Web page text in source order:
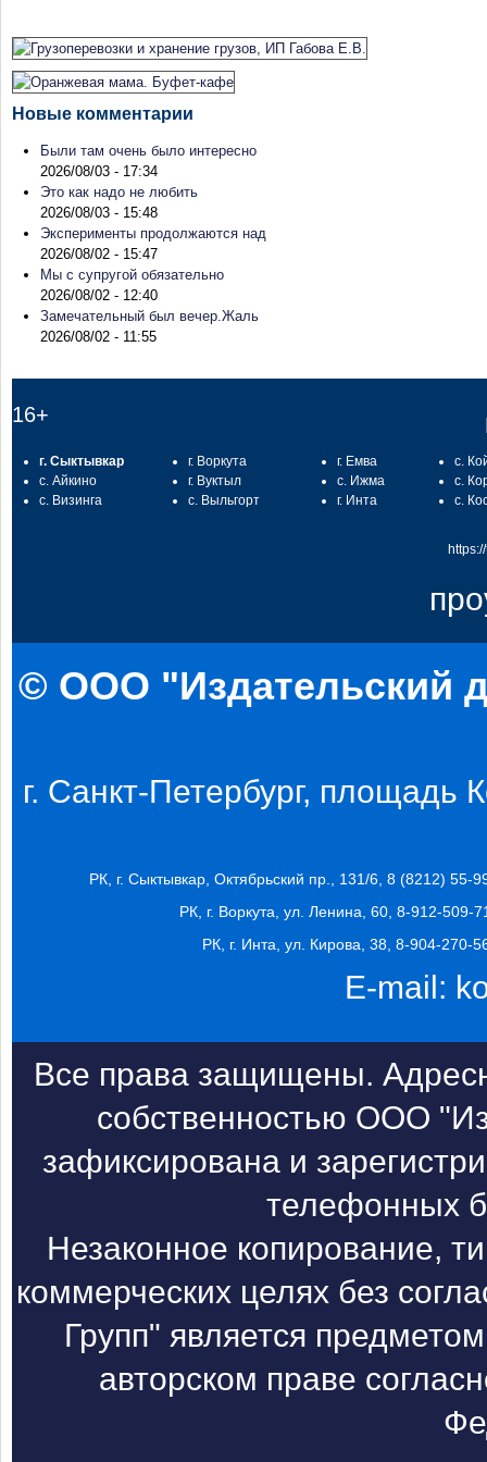
Новые комментарии
Были там очень было интересно
2026/08/03 - 17:34
Это как надо не любить
2026/08/03 - 15:48
Эксперименты продолжаются над
2026/08/02 - 15:47
Мы с супругой обязательно
2026/08/02 - 12:40
Замечательный был вечер.Жаль
2026/08/02 - 11:55
16+
г. Сыктывкар
с. Айкино
с. Визинга
г. Воркута
г. Вуктыл
с. Выльгорт
г. Емва
с. Ижма
г. Инта
с.
с.
с.
© ООО "Издательский
г. Санкт-Петербург, площадь
РК, г. Сыктывкар, Октябрьский пр., 131/6, 8 (8212) 55-
РК, г. Воркута, ул. Ленина, 60, 8-912-509-
РК, г. Инта, ул. Кирова, 38, 8-904-270-
E-mail:
Все права защищены.
собственностью ООО
зафиксирована и
телефонных
Незаконное копирование,
коммерческих целях без
Групп" является
авторском праве